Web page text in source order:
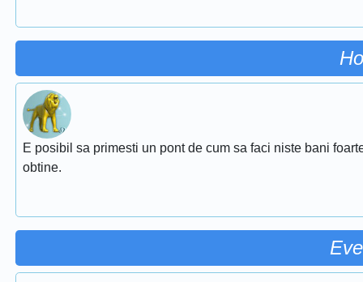
E posibil sa primesti un pont de cum sa faci niste bani
obtine.